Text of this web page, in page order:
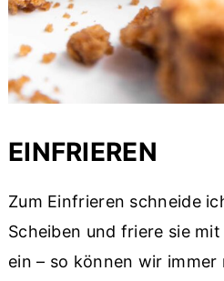
EINFRIEREN
Zum Einfrieren schneide
Scheiben und friere sie
ein – so können wir immer